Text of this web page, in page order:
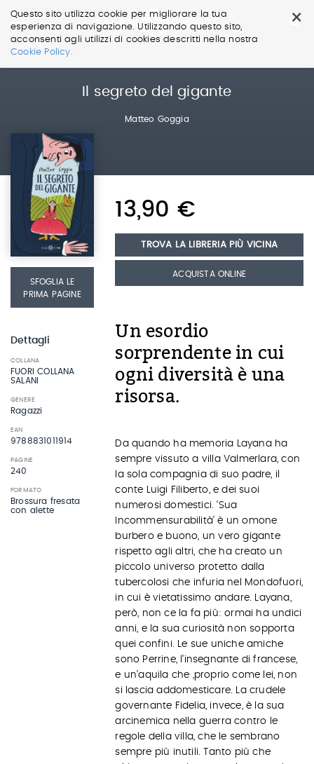
×
Questo sito utilizza cookie per migliorare la tua
esperienza di navigazione. Utilizzando questo sito,
acconsenti agli utilizzi di cookies descritti nella nostra
Cookie Policy.
Salta
Il segreto del gigante
Matteo Goggia
SFOGLIA LE
PRIMA PAGINE
Dettagli
COLLANA
FUORI COLLANA
SALANI
GENERE
Ragazzi
EAN
9788831011914
PAGINE
240
FORMATO
Brossura fresata
con alette
13,90 €
TROVA LA LIBRERIA PIÙ VICINA
ACQUISTA ONLINE
Un esordio
sorprendente in cui
ogni diversità è una
risorsa.
Da quando ha memoria Layana ha
sempre vissuto a villa Valmerlara, con
la sola compagnia di suo padre, il
conte Luigi Filiberto, e dei suoi
numerosi domestici. ‘Sua
Incommensurabilità’ è un omone
burbero e buono, un vero gigante
rispetto agli altri, che ha creato un
piccolo universo protetto dalla
tubercolosi che infuria nel Mondofuori,
in cui è vietatissimo andare. Layana,
però, non ce la fa più: ormai ha undici
anni, e la sua curiosità non sopporta
quei confini. Le sue uniche amiche
sono Perrine, l’insegnante di francese,
e un’aquila che ,proprio come lei, non
si lascia addomesticare. La crudele
governante Fidelia, invece, è la sua
arcinemica nella guerra contro le
regole della villa, che le sembrano
sempre più inutili. Tanto più che